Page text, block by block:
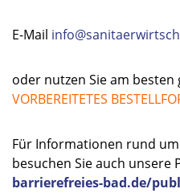
E-Mail
oder nutzen Sie am besten
VORBEREITETES
Für Informationen rund
besuchen Sie auch unsere
barrierefreies-bad.de/